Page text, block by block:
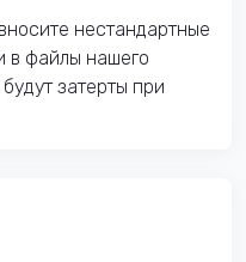
нестандартные
в файлы нашего
затерты при